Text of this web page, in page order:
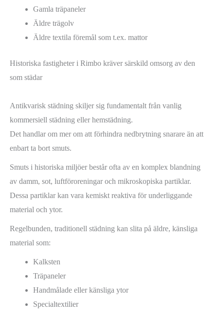
Gamla träpaneler
Äldre trägolv
Äldre textila föremål som t.ex. mattor
Historiska fastigheter i Rimbo kräver särskild omsorg av den
som städar
Antikvarisk städning skiljer sig fundamentalt från vanlig
kommersiell städning eller hemstädning.
Det handlar om mer om att förhindra nedbrytning snarare än att
enbart ta bort smuts.
Smuts i historiska miljöer består ofta av en komplex blandning
av damm, sot, luftföroreningar och mikroskopiska partiklar.
Dessa partiklar kan vara kemiskt reaktiva för underliggande
material och ytor.
Regelbunden, traditionell städning kan slita på äldre, känsliga
material som:
Kalksten
Träpaneler
Handmålade eller känsliga ytor
Specialtextilier